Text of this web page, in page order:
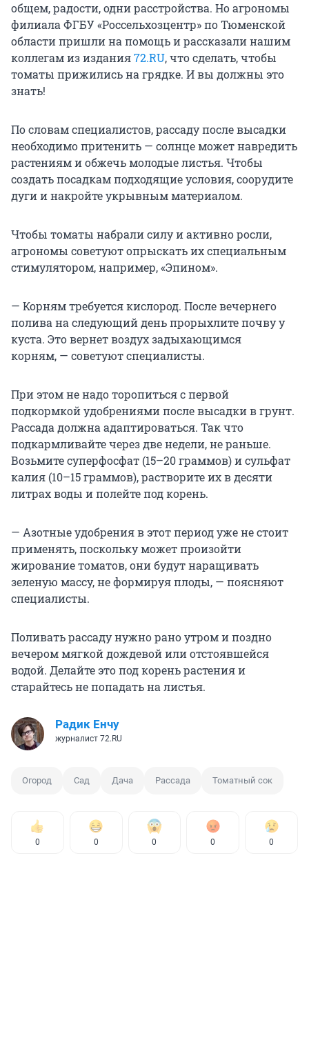
общем, радости, одни расстройства. Но агрономы
филиала ФГБУ «Россельхозцентр» по Тюменской
области пришли на помощь и рассказали нашим
коллегам из издания72.RU, что сделать, чтобы
томаты прижились на грядке. И вы должны это
знать!
По словам специалистов, рассаду после высадки
необходимо притенить — солнце может навредить
растениям и обжечь молодые листья. Чтобы
создать посадкам подходящие условия, соорудите
дуги и накройте укрывным материалом.
Чтобы томаты набрали силу и активно росли,
агрономы советуют опрыскать их специальным
стимулятором, например, «Эпином».
— Корням требуется кислород. После вечернего
полива на следующий день прорыхлите почву у
куста. Это вернет воздух задыхающимся
корням, — советуют специалисты.
При этом не надо торопиться с первой
подкормкой удобрениями после высадки в грунт.
Рассада должна адаптироваться. Так что
подкармливайте через две недели, не раньше.
Возьмите суперфосфат (15–20 граммов) и сульфат
калия (10–15 граммов), растворите их в десяти
литрах воды и полейте под корень.
— Азотные удобрения в этот период уже не стоит
применять, поскольку может произойти
жирование томатов, они будут наращивать
зеленую массу, не формируя плоды, — поясняют
специалисты.
Поливать рассаду нужно рано утром и поздно
вечером мягкой дождевой или отстоявшейся
водой. Делайте это под корень растения и
старайтесь не попадать на листья.
Радик Енчу
журналист 72.RU
Огород Сад Дача Рассада Томатный сок
0 0 0 0 0